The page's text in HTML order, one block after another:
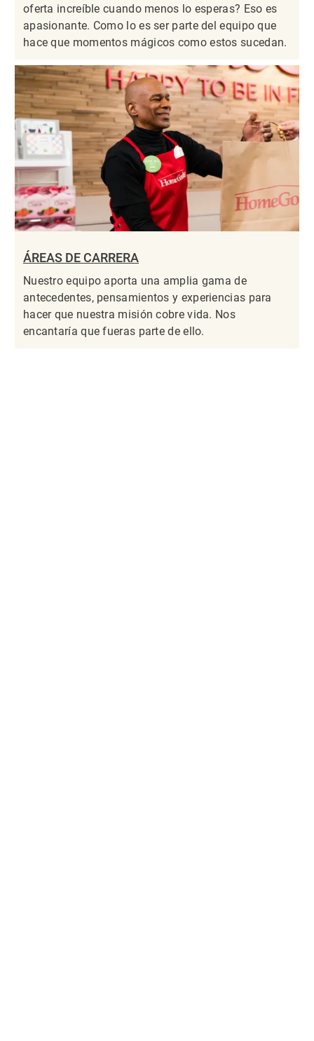
oferta increíble cuando menos lo esperas? Eso es
apasionante. Como lo es ser parte del equipo que
hace que momentos mágicos como estos sucedan.
ÁREAS DE CARRERA
Nuestro equipo aporta una amplia gama de
antecedentes, pensamientos y experiencias para
hacer que nuestra misión cobre vida. Nos
encantaría que fueras parte de ello.